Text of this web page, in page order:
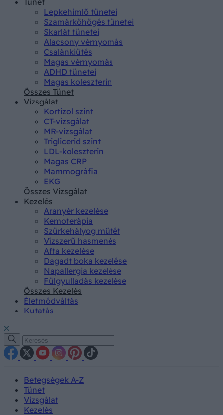
Lepkehimlő tünetei
Szamárköhögés tünetei
Skarlát tünetei
Alacsony vérnyomás
Csalánkiütés
Magas vérnyomás
ADHD tünetei
Magas koleszterin
Összes Tünet
Vizsgálat
Kortizol szint
CT-vizsgálat
MR-vizsgálat
Triglicerid szint
LDL-koleszterin
Magas CRP
Mammográfia
EKG
Összes Vizsgálat
Kezelés
Aranyér kezelése
Kemoterápia
Szürkehályog műtét
Vízszerű hasmenés
Afta kezelése
Dagadt boka kezelése
Napallergia kezelése
Fülgyulladás kezelése
Összes Kezelés
Életmódváltás
Kutatás
Betegségek A-Z
Tünet
Vizsgálat
Kezelés